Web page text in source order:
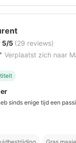
5/5 (29 reviews)
Verplaatst zich naar
sinds enige tijd een